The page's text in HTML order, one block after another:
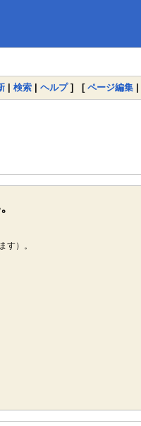
| 検索 | ヘルプ] [ ページ編集 |
す）。